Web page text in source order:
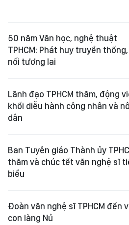
50 năm Văn học, nghệ thuật
TPHCM: Phát huy truyền
nối tương lai
Lãnh đạo TPHCM thăm, động
khối diễu hành công nhân và
dân
Ban Tuyên giáo Thành ủy
thăm và chúc tết văn nghệ sĩ
biểu
Đoàn văn nghệ sĩ TPHCM đến
con làng Nủ